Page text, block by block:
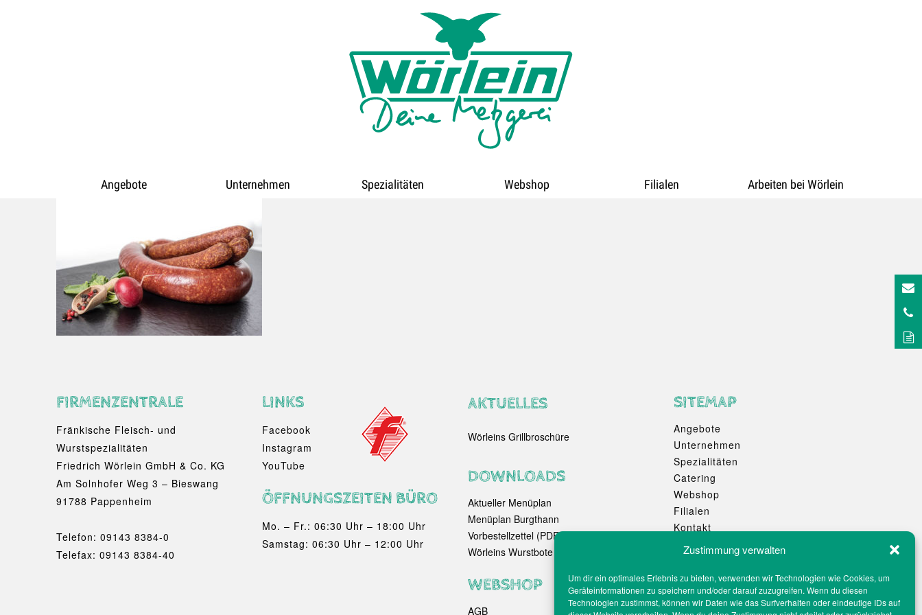
Zustimmung verwalten
Um dir ein optimales Erlebnis zu bieten, verwenden wir Technologien wie Cookies, um
Geräteinformationen zu speichern und/oder darauf zuzugreifen. Wenn du diesen
Technologien zustimmst, können wir Daten wie das Surfverhalten oder eindeutige IDs auf
Angebote Unternehmen Spezialitäten Webshop Filialen Arbeiten bei Wörlein
FIRMENZENTRALE
Fränkische Fleisch- und
Wurstspezialitäten
Friedrich Wörlein GmbH & Co. KG
Am Solnhofer Weg 3 – Bieswang
91788 Pappenheim
Telefon: 09143 8384-0
Telefax: 09143 8384-40
LINKS
Facebook
Instagram
YouTube
ÖFFNUNGSZEITEN BÜRO
Mo. – Fr.: 06:30 Uhr – 18:00 Uhr
Samstag: 06:30 Uhr – 12:00 Uhr
AKTUELLES
Wörleins Grillbroschüre
DOWNLOADS
Aktueller Menüplan
Menüplan Burgthann
Vorbestellzettel (PDF)
Wörleins Wurstbote
WEBSHOP
AGB
SITEMAP
Angebote
Unternehmen
Spezialitäten
Catering
Webshop
Filialen
Kontakt
Teilnahmebedingungen Gewinnspiel
Datenschutz
Social-Media-Datenschutz
Cookie-Richtlinien